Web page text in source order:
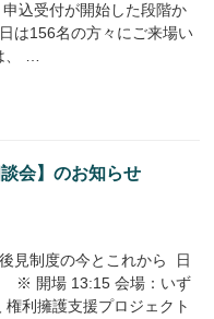
込受付が開始した段階か
は156名の方々にご来場い
、 …
会】のお知らせ
見制度の今とこれから 日
開場 13:15 会場：いず
利擁護支援プロジェクト